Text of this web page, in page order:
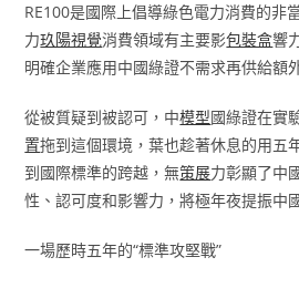
RE100是國際上倡導綠色電力消費的非
力玖陽視覺消費領域有主要影包裝盒響
明確企業應用中國綠證不需求再供給額
從被質疑到被認可，中模型國綠證在實
置拖到這個環境，葉也趁著休息的用五
到國際標準的跨越，無策展力彰顯了中
性、認可度和影響力，將極年夜提振中
一場歷時五年的“標準攻堅戰”